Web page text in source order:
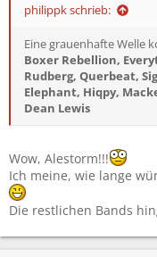
philippk schrieb:
Eine grauenhafte Welle
Boxer Rebellion,
Rudberg, Querbeat,
Elephant, Hiqpy,
Dean Lewis
Wow, Alestorm!!!
Ich meine, wie lange
Die restlichen Bands